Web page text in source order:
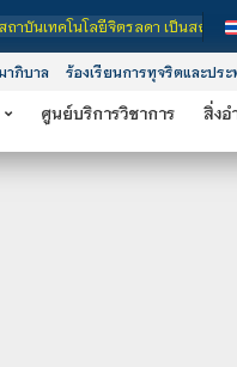
รลดา เป็นสถาบันอุดมศึกษาในกำกั
าภิบาล ร้องเรียนการทุจริตและปร
ศูนย์บริการวิชาการ สิ่งอ